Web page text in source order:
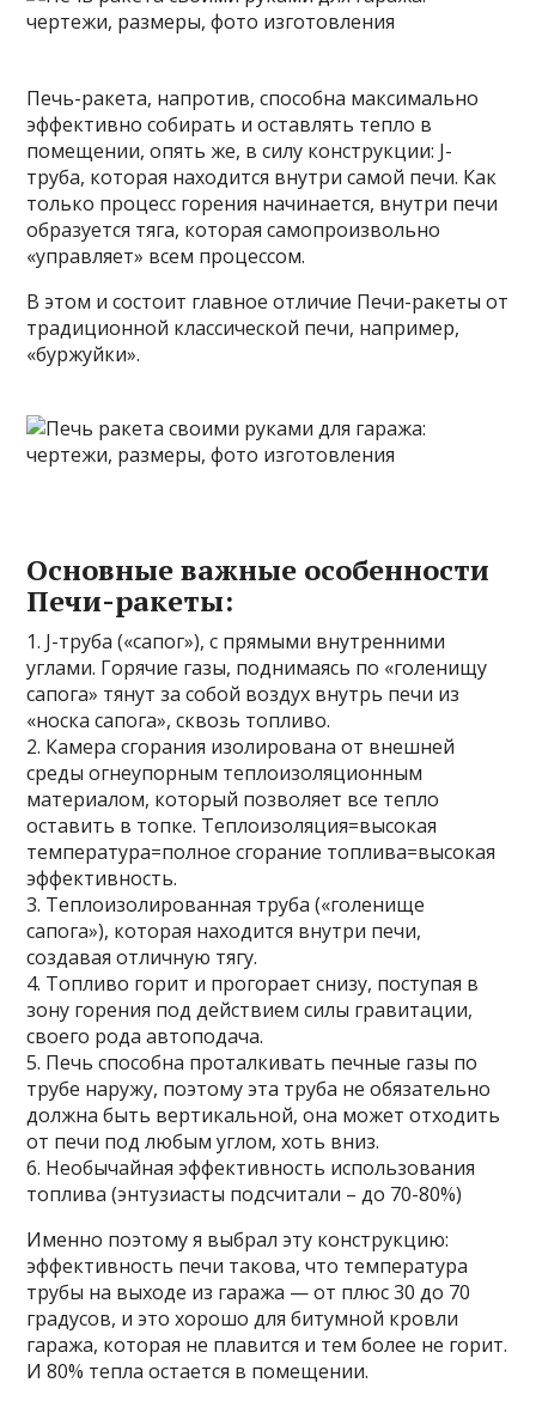
Печь-ракета, напротив, способна максимально
эффективно собирать и оставлять тепло в
помещении, опять же, в силу конструкции: J-
труба, которая находится внутри самой печи. Как
только процесс горения начинается, внутри печи
образуется тяга, которая самопроизвольно
«управляет» всем процессом.
В этом и состоит главное отличие Печи-ракеты от
традиционной классической печи, например,
«буржуйки».
Основные важные особенности
Печи-ракеты:
1. J-труба («сапог»), с прямыми внутренними
углами. Горячие газы, поднимаясь по «голенищу
сапога» тянут за собой воздух внутрь печи из
«носка сапога», сквозь топливо.
2. Камера сгорания изолирована от внешней
среды огнеупорным теплоизоляционным
материалом, который позволяет все тепло
оставить в топке. Теплоизоляция=высокая
температура=полное сгорание топлива=высокая
эффективность.
3. Теплоизолированная труба («голенище
сапога»), которая находится внутри печи,
создавая отличную тягу.
4. Топливо горит и прогорает снизу, поступая в
зону горения под действием силы гравитации,
своего рода автоподача.
5. Печь способна проталкивать печные газы по
трубе наружу, поэтому эта труба не обязательно
должна быть вертикальной, она может отходить
от печи под любым углом, хоть вниз.
6. Необычайная эффективность использования
топлива (энтузиасты подсчитали – до 70-80%)
Именно поэтому я выбрал эту конструкцию:
эффективность печи такова, что температура
трубы на выходе из гаража — от плюс 30 до 70
градусов, и это хорошо для битумной кровли
гаража, которая не плавится и тем более не горит.
И 80% тепла остается в помещении.